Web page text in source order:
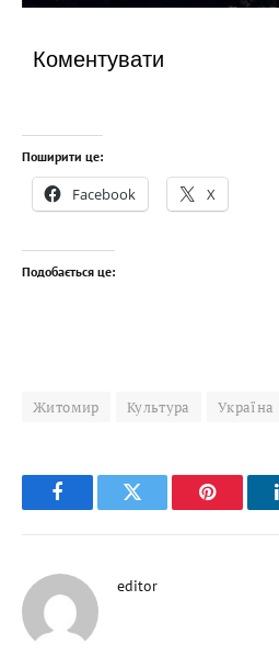
Коментувати
Поширити це:
Facebook X
Подобається це:
Житомир Культура Україна
FacebookTwitter Pinterest
editor